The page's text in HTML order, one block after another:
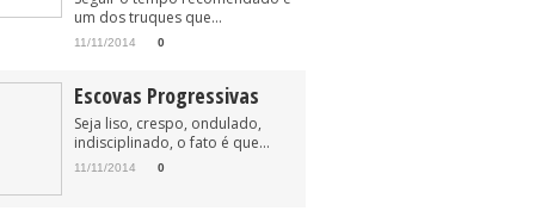
um dos truques que...
11/11/2014 0
Escovas Progressivas
Seja liso, crespo, ondulado,
indisciplinado, o fato é que...
11/11/2014 0